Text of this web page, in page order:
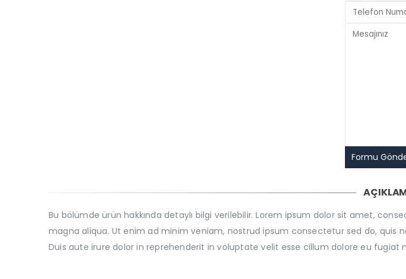
Bu bölümde ürün hakkında detaylı bilgi verilebilir. Lorem ipsum dolor sit amet,
magna aliqua. Ut enim ad minim veniam, nostrud ipsum consectetur sed do,
Duis aute irure dolor in reprehenderit in voluptate velit esse cillum dolore eu fugiat